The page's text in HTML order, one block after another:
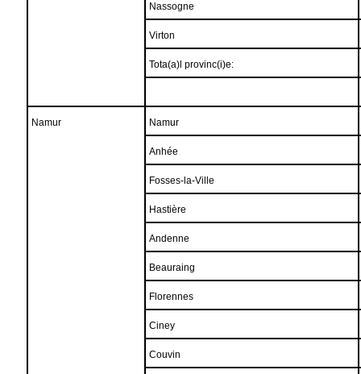
Nassogne
Virton
Tota(a)l provinc(i)e:
Namur Namur
Anhée
Fosses-la-Ville
Hastière
Andenne
Beauraing
Florennes
Ciney
Couvin